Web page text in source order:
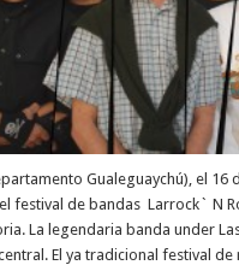
Gualeguaychú), el 16
festival de bandas Larrock` N
La legendaria banda under
El ya tradicional festival